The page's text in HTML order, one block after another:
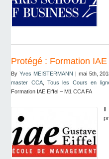
Protégé : Formation
ByYves MEISTERMANN | mai 5th,
master CCA,Tous les Cours en
Formation IAE Eiffel – M1 CCA FA